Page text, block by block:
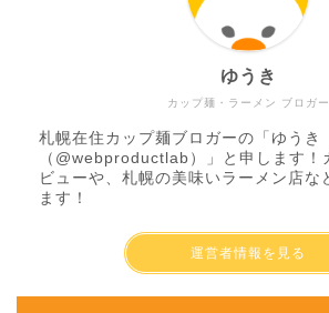
カップ麺・ラーメン ブロガー
ゆうき
札幌在住カップ麺ブロガーの「ゆうき
（ @webproductlab ）」と申します！
ビューや、札幌の美味いラーメン店な
ます！
運営者情報を見る